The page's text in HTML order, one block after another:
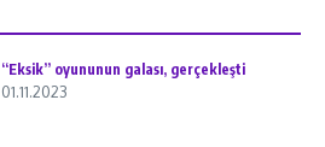
“Eksik” oyununun galası, gerçekleşti
01.11.2023